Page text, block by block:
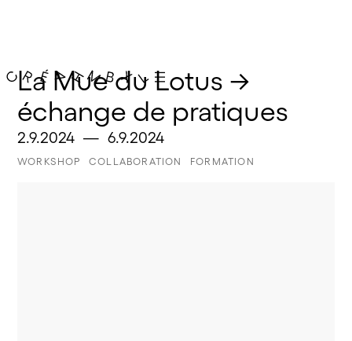
La Mue du Lotus →
échange de pratiques
2.9.2024 — 6.9.2024
WORKSHOP COLLABORATION FORMATION